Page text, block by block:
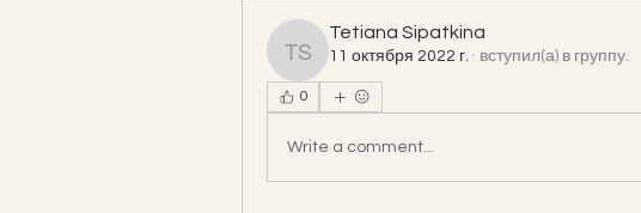
Tetiana Sipatkina
Tetiana Sipatkina
11 октября 2022 г. · вступил(а) в группу.
0
Write a comment...